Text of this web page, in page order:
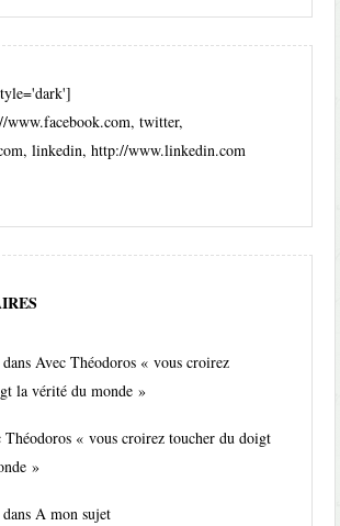
www.facebook.com, twitter,
linkedin, http://www.linkedin.com
dansAvec Théodoros « vous croirez
la vérité du monde »
Théodoros « vous croirez toucher du doigt
»
dansA mon sujet